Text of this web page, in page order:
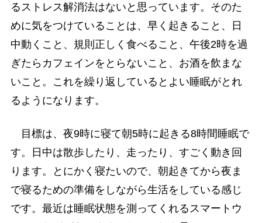
るストレス解消法はないと思っています。そのた
めに気をつけていることは、早く起きること、日
中動くこと、規則正しく食べること、午後2時を過
ぎたらカフェインをとらないこと、お酒を飲まな
いこと。これを繰り返しているとよい睡眠がとれ
るようになります。
目標は、夜9時に寝て朝5時に起きる8時間睡眠で
す。日中は散歩したり、走ったり、すごく動き回
ります。とにかく寝たいので、朝起きてから夜ま
で寝るための準備をしながら生活をしている感じ
です。最近は睡眠状態を測ってくれるスマートウ